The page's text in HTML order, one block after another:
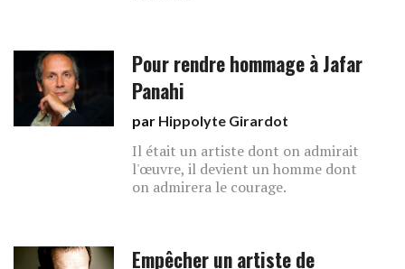
Pour rendre hommage à Jafar
Panahi
par Hippolyte Girardot
Il était un artiste dont on admirait
l'œuvre, il devient un homme dont
on admirera le courage.
Empêcher un artiste de